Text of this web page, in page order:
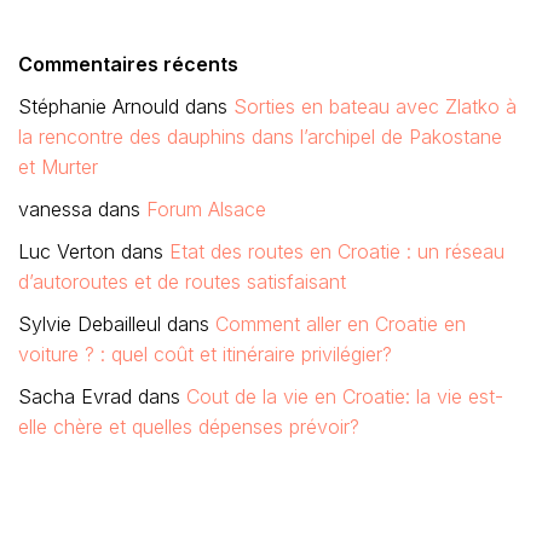
Commentaires récents
Stéphanie Arnould dans Sorties en bateau avec Zlatko à
la rencontre des dauphins dans l’archipel de Pakostane
et Murter
vanessa dans Forum Alsace
Luc Verton dans Etat des routes en Croatie : un réseau
d’autoroutes et de routes satisfaisant
Sylvie Debailleul dans Comment aller en Croatie en
voiture ? : quel coût et itinéraire privilégier?
Sacha Evrad dans Cout de la vie en Croatie: la vie est-
elle chère et quelles dépenses prévoir?